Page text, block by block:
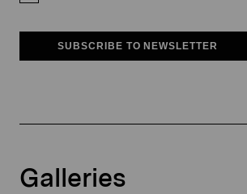
SUBSCRIBE TO NEWSLETTER
Galleries